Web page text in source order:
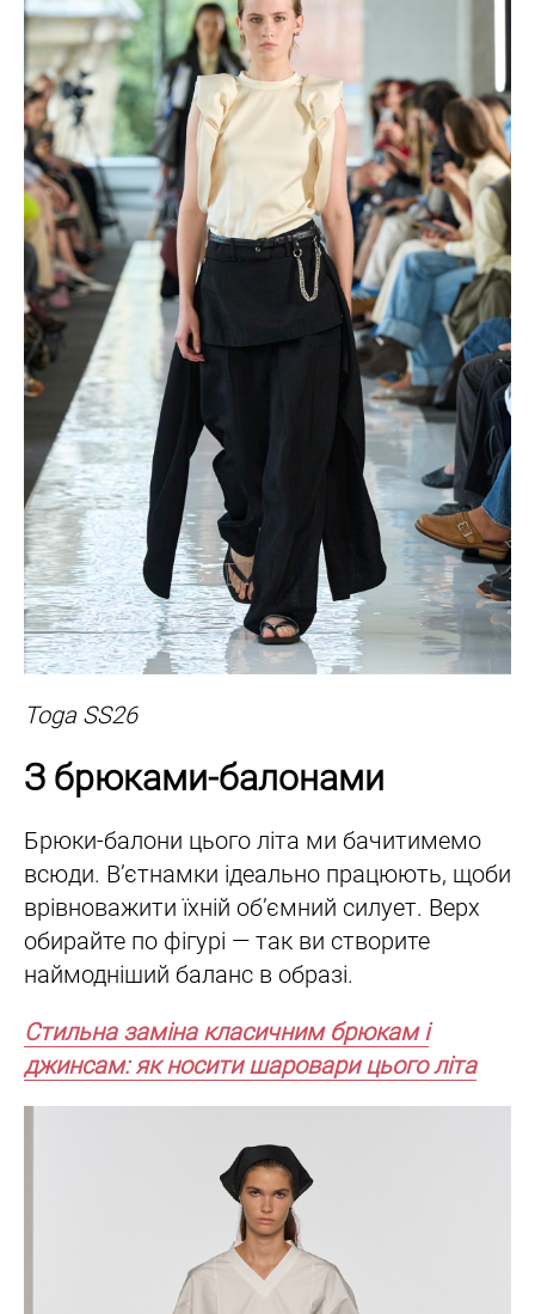
Toga SS26
З брюками-балонами
Брюки-балони цього літа ми бачитимемо
всюди. Вʼєтнамки ідеально працюють, щоби
врівноважити їхній обʼємний силует. Верх
обирайте по фігурі — так ви створите
наймодніший баланс в образі.
Стильна заміна класичним брюкам і
джинсам: як носити шаровари цього літа